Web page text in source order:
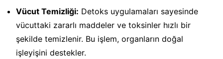
Vücut Temizliği: Detoks uygulamaları sayesinde
vücuttaki zararlı maddeler ve toksinler hızlı bir
şekilde temizlenir. Bu işlem, organların doğal
işleyişini destekler.